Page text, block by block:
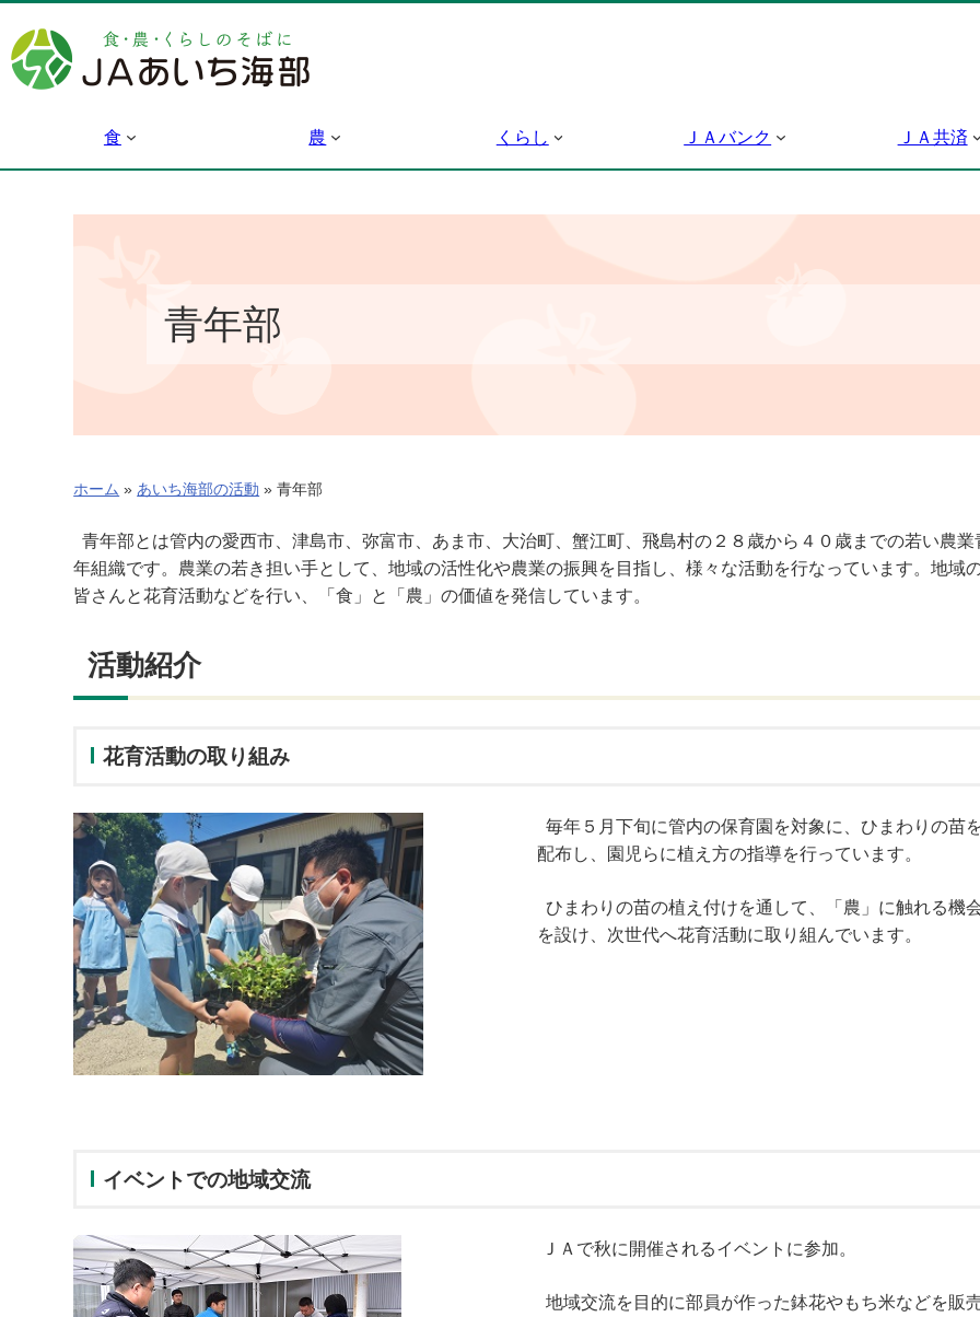
容
を
食 農 くらし ＪＡバンク ＪＡ共済
青年部
ホーム » あいち海部の活動 » 青年部
青年部とは管内の愛西市、津島市、弥富市、あま市、大治町、蟹江町、飛島村の２８歳から４０歳までの若い農業
年組織です。農業の若き担い手として、地域の活性化や農業の振興を目指し、様々な活動を行なっています。地域
皆さんと花育活動などを行い、「食」と「農」の価値を発信しています。
活動紹介
花育活動の取り組み
毎年５月下旬に管内の保育園を対象に、ひまわりの苗
配布し、園児らに植え方の指導を行っています。
ひまわりの苗の植え付けを通して、「農」に触れる機
を設け、次世代へ花育活動に取り組んでいます。
イベントでの地域交流
ＪＡで秋に開催されるイベントに参加。
地域交流を目的に部員が作った鉢花やもち米などを販